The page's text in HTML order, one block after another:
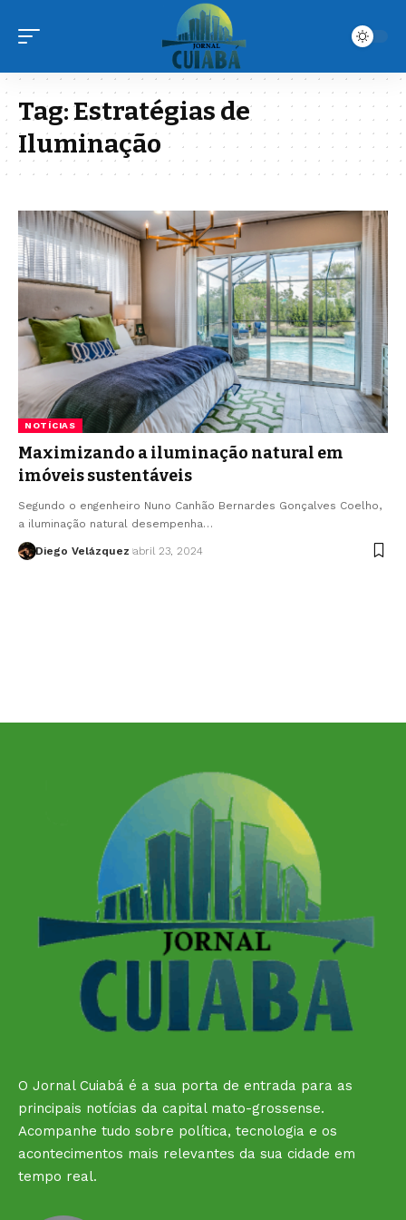
Tag:Estratégias de
Iluminação
NOTÍCIAS
Maximizando a iluminação natural em
imóveis sustentáveis
Segundo o engenheiro Nuno Canhão Bernardes Gonçalves Coelho,
a iluminação natural desempenha…
Diego Velázquez abril 23, 2024
O Jornal Cuiabá é a sua porta de entrada para as
principais notícias da capital mato-grossense.
Acompanhe tudo sobre política, tecnologia e os
acontecimentos mais relevantes da sua cidade em
tempo real.